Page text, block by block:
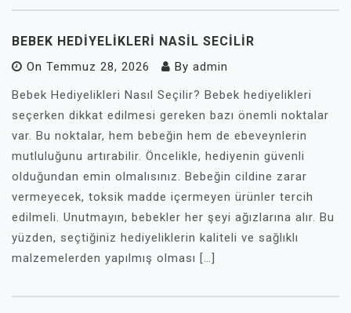
BEBEK HEDIYELIKLERI NASIL SECILIR
On Temmuz 28, 2026 By admin
Bebek Hediyelikleri Nasıl Seçilir? Bebek hediyelikleri
seçerken dikkat edilmesi gereken bazı önemli noktalar
var. Bu noktalar, hem bebeğin hem de ebeveynlerin
mutluluğunu artırabilir. Öncelikle, hediyenin güvenli
olduğundan emin olmalısınız. Bebeğin cildine zarar
vermeyecek, toksik madde içermeyen ürünler tercih
edilmeli. Unutmayın, bebekler her şeyi ağızlarına alır. Bu
yüzden, seçtiğiniz hediyeliklerin kaliteli ve sağlıklı
malzemelerden yapılmış olması […]